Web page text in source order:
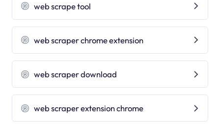
web scrape tool
web scraper chrome extension
web scraper download
web scraper extension chrome